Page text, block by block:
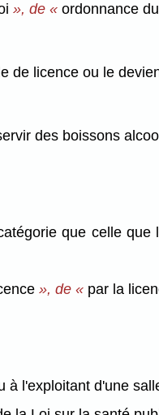
», de «ordonnance
de licence ou le
des boissons
que celle
», de «par la
l'exploitant d'une